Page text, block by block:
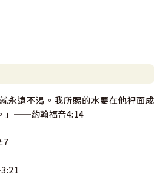
永遠不渴。我所賜的水要在他裡面成
」──約翰福音4:14